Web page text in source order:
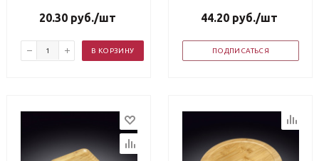
20.30 руб./шт
В КОРЗИНУ
44.20 руб./шт
ПОДПИСАТЬСЯ